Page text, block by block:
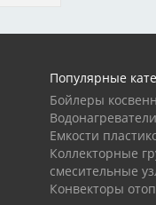
Популярные
Бойлеры
Водонагреватели
Емкости
Коллекторные
смесительные
Конвекторы